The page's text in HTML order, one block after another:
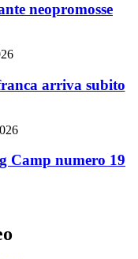
neopromosse
arriva subito
Camp numero 19